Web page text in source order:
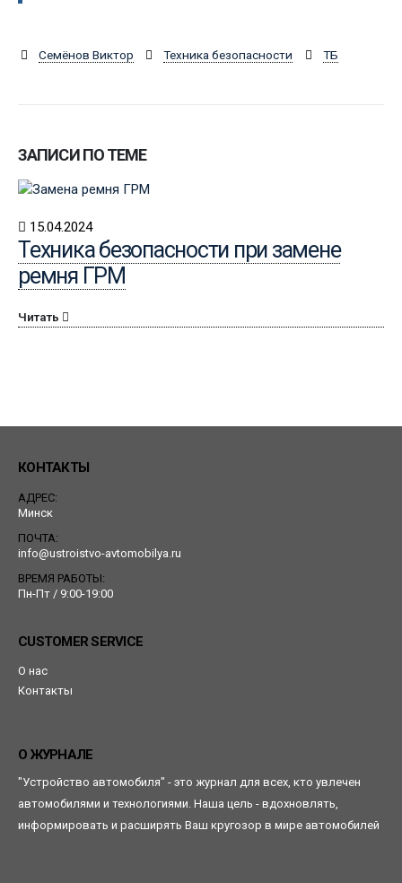
Семёнов Виктор Техника безопасности ТБ
ЗАПИСИ ПО ТЕМЕ
15.04.2024
Техника безопасности при замене
ремня ГРМ
Читать
КОНТАКТЫ
АДРЕС:
Минск
ПОЧТА:
info@ustroistvo-avtomobilya.ru
ВРЕМЯ РАБОТЫ:
Пн-Пт / 9:00-19:00
CUSTOMER SERVICE
О нас
Контакты
О ЖУРНАЛЕ
"Устройство автомобиля" - это журнал для всех, кто увлечен
автомобилями и технологиями. Наша цель - вдохновлять,
информировать и расширять Ваш кругозор в мире автомобилей